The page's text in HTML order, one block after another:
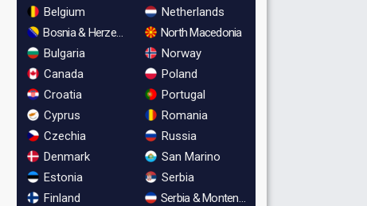
Belgium
Bosnia & Herzegovina
Bulgaria
Canada
Croatia
Cyprus
Czechia
Denmark
Estonia
Finland
Netherlands
North Macedonia
Norway
Poland
Portugal
Romania
Russia
San Marino
Serbia
Serbia & Montenegro